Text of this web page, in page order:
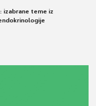
izabrane teme iz